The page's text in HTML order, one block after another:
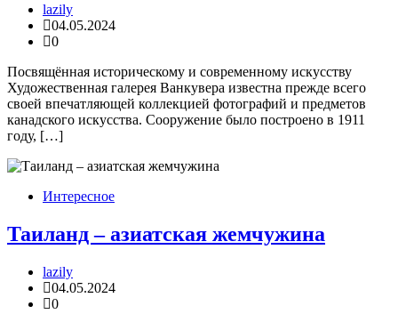
lazily
04.05.2024
0
Посвящённая историческому и современному искусству
Художественная галерея Ванкувера известна прежде всего
своей впечатляющей коллекцией фотографий и предметов
канадского искусства. Сооружение было построено в 1911
году, […]
Интересное
Таиланд – азиатская жемчужина
lazily
04.05.2024
0